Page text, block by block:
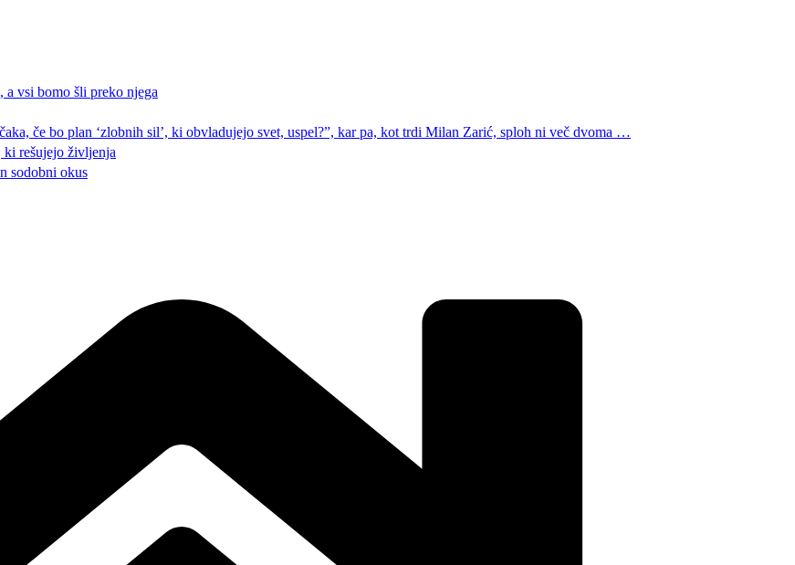
vsi bomo šli preko njega
če bo plan ‘zlobnih sil’, ki obvladujejo svet, uspel?”, kar pa, kot trdi Milan Zarić, sploh ni več dvoma …
ki rešujejo življenja
sodobni okus